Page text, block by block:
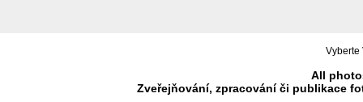
Vyberte
All
Zveřejňování, zpracování či publikace